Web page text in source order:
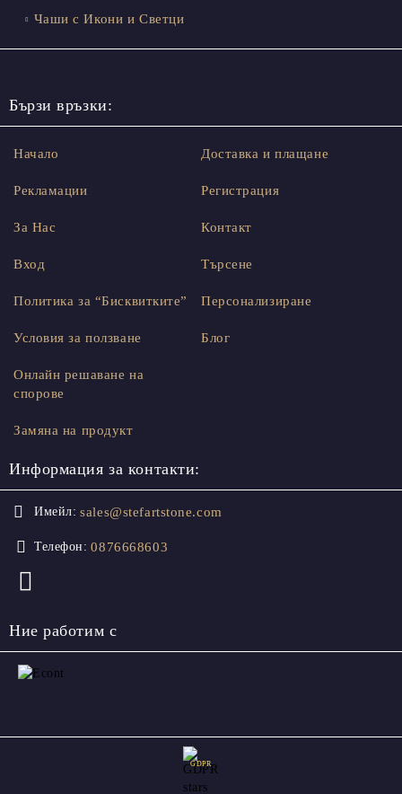
Чаши с Икони и Светци
Бързи връзки:
Начало
Рекламации
За Нас
Вход
Доставка и плащане
Регистрация
Контакт
Търсене
Политика за “Бисквитките”
Условия за ползване
Онлайн решаване на
спорове
Замяна на продукт
Персонализиране
Блог
Информация за контакти:
Имейл: sales@stefartstone.com
Телефон: 0876668603
Ние работим с
GDPR